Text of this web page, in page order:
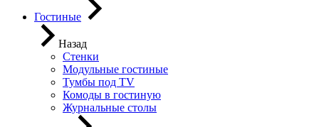
Гостиные
Назад
Стенки
Модульные гостиные
Тумбы под ТV
Комоды в гостиную
Журнальные столы